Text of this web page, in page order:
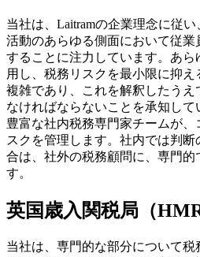
当社は、Laitramの企業理念に従
活動のあらゆる側面において従
することに注力しています。あ
用し、税務リスクを最小限に抑
複雑であり、これを解釈したう
なければならないことを承知し
豊富な社内税務専門家チームが、
スクを管理します。社内では判
合は、社外の税務顧問に、専門的
す。
英国歳入関税局（
当社は、専門的な部分について